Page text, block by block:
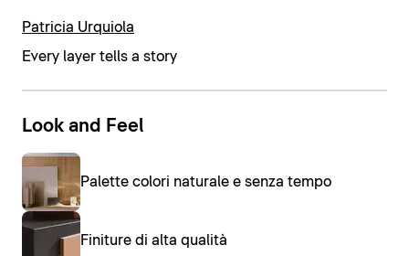
Patricia Urquiola
Every layer tells a story
Look and Feel
Palette colori naturale e senza tempo
Finiture di alta qualità